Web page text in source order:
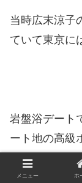
当時広末涼子
ていて東京に
岩盤浴デート
ート地の高級
れていたとい
メニュー ホ